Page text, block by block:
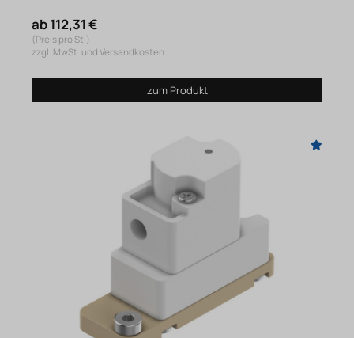
ab 112,31 €
(Preis pro St.)
zzgl. MwSt. und Versandkosten
zum Produkt